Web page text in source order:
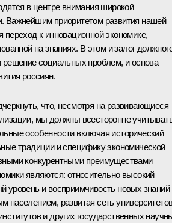
в центре внимания широкой
Важнейшим приоритетом развития нашей
переход к инновационной экономике,
на знаниях. В этом и залог
социальных проблем, и основа
россиян.
что, несмотря на развивающиеся
мы должны всесторонне
особенности включая исторический
традиции и специфику экономической
конкурентными преимуществами
являются: относительно высокий
уровень и восприимчивость новых знаний
населением, развитая сеть
и других государственных